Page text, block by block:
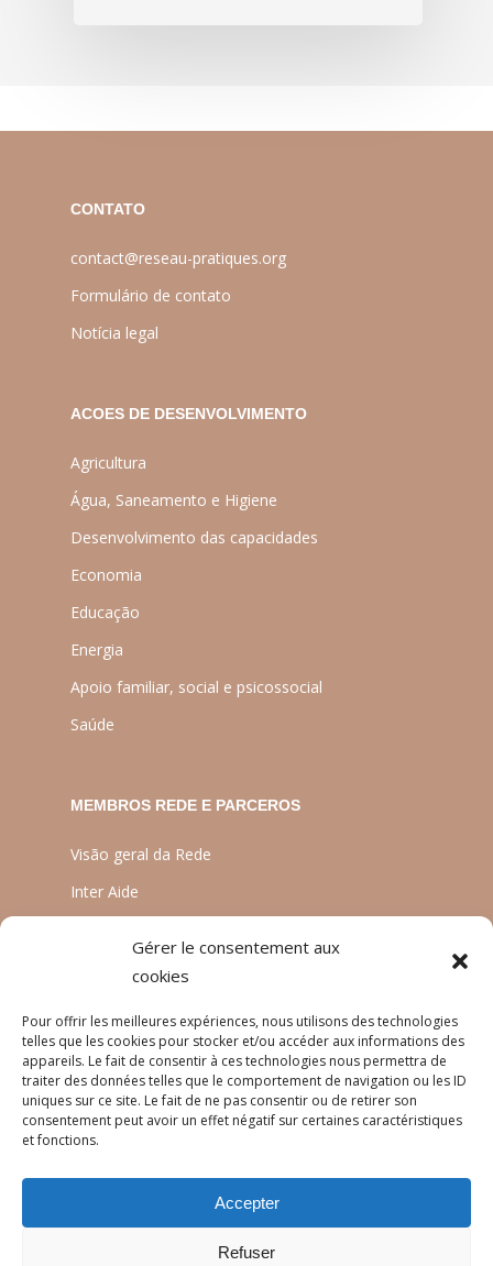
Gérer le consentement aux
cookies
Pour offrir les meilleures expériences, nous utilisons des technologies
telles que les cookies pour stocker et/ou accéder aux informations des
appareils. Le fait de consentir à ces technologies nous permettra de
traiter des données telles que le comportement de navigation ou les ID
uniques sur ce site. Le fait de ne pas consentir ou de retirer son
consentement peut avoir un effet négatif sur certaines caractéristiques
et fonctions.
Accepter
Refuser
CONTATO
contact@reseau-pratiques.org
Formulário de contato
Notícia legal
ACOES DE DESENVOLVIMENTO
Agricultura
Água, Saneamento e Higiene
Desenvolvimento das capacidades
Economia
Educação
Energia
Apoio familiar, social e psicossocial
Saúde
MEMBROS REDE E PARCEROS
Visão geral da Rede
Inter Aide
Planète Enfants & Développement
LINGUAS
Français